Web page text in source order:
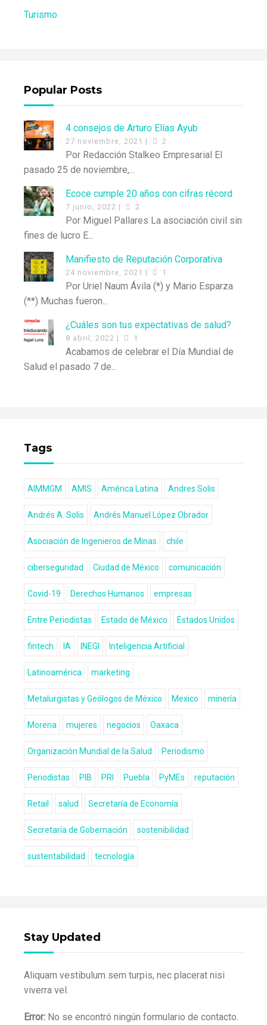
Turismo
Popular Posts
4 consejos de Arturo Elías Ayub
27 noviembre, 2021 | 2
Por Redacción Stalkeo Empresarial El
pasado 25 de noviembre,...
Ecoce cumple 20 años con cifras récord
7 junio, 2022 | 2
Por Miguel Pallares La asociación civil sin
fines de lucro E...
Manifiesto de Reputación Corporativa
24 noviembre, 2021 | 1
Por Uriel Naum Ávila (*) y Mario Esparza
(**) Muchas fueron...
¿Cuáles son tus expectativas de salud?
8 abril, 2022 | 1
Acabamos de celebrar el Día Mundial de
Salud el pasado 7 de...
Tags
AIMMGM AMIS América Latina Andres Solis
Andrés A. Solis Andrés Manuel López Obrador
Asociación de Ingenieros de Minas chile
ciberseguridad Ciudad de México comunicación
Covid-19 Derechos Humanos empresas
Entre Periodistas Estado de México Estados Unidos
fintech IA INEGI Inteligencia Artificial
Latinoamérica marketing
Metalurgistas y Geólogos de México Mexico minería
Morena mujeres negocios Oaxaca
Organización Mundial de la Salud Periodismo
Periodistas PIB PRI Puebla PyMEs reputación
Retail salud Secretaría de Economía
Secretaría de Gobernación sostenibilidad
sustentabilidad tecnología
Stay Updated
Aliquam vestibulum sem turpis, nec placerat nisi
viverra vel.
Error: No se encontró ningún formulario de contacto.